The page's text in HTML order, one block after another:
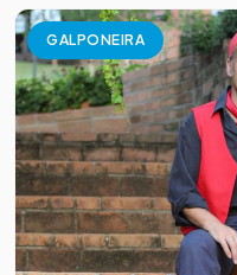
GALPONEIRA